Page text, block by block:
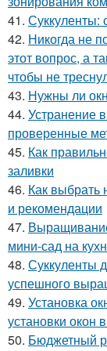
41. Суккуленты:
42. Никогда не
этот вопрос, а
чтобы не
43. Нужны ли
44. Устранение
проверенные
45. Как
заливки
46. Как выбрать
и рекомендации
47.
мини-сад на
48. Суккуленты
успешного
49. Установка
установки окон
50. Бюджетный